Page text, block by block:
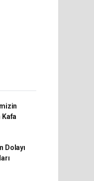
Kafa
Dolayı